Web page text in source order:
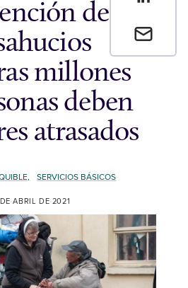
Envia un
de
millones
deben
atrasados
SERVICIOS BÁSICOS
ABRIL DE 2021